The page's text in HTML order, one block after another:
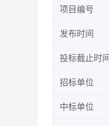
项目编号
发布时间
投标截止时间
招标单位
中标单位